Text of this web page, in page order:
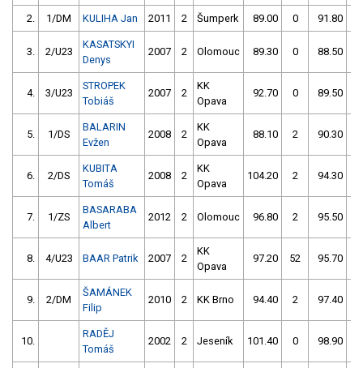
2. 1/DM KULIHA Jan 2011 2 Šumperk 89.00 0 91.80
3. 2/U23
KASATSKYI
Denys
2007 2 Olomouc 89.30 0 88.50
4. 3/U23
STROPEK
Tobiáš
2007 2
KK
Opava
92.70 0 89.50
5. 1/DS
BALARIN
Evžen
2008 2
KK
Opava
88.10 2 90.30
6. 2/DS
KUBITA
Tomáš
2008 2
KK
Opava
104.20 2 94.30
7. 1/ZS
BASARABA
Albert
2012 2 Olomouc 96.80 2 95.50
8. 4/U23 BAAR Patrik 2007 2
KK
Opava
97.20 52 95.70
9. 2/DM
ŠAMÁNEK
Filip
2010 2 KK Brno 94.40 2 97.40
10.
RADĚJ
Tomáš
2002 2 Jeseník 101.40 0 98.90